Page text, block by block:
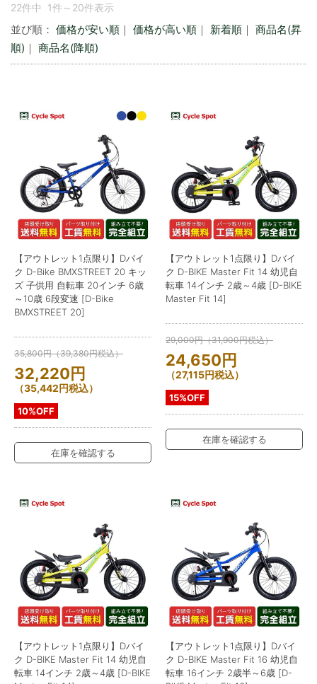
22件中 1件～20件表示
並び順： 価格が安い順 ｜ 価格が高い順 ｜ 新着順 ｜ 商品名(昇
順) ｜ 商品名(降順)
【アウトレット1点限り】Dバイ
ク D-Bike BMXSTREET 20 キッ
ズ 子供用 自転車 20インチ 6歳
～10歳 6段変速 [D-Bike
BMXSTREET 20]
35,800円（39,380円税込）
32,220円
（35,442円税込）
10%OFF
在庫を確認する
【アウトレット1点限り】Dバイ
ク D-BIKE Master Fit 14 幼児自
転車 14インチ 2歳～4歳 [D-BIKE
Master Fit 14]
29,000円（31,900円税込）
24,650円
（27,115円税込）
15%OFF
在庫を確認する
【アウトレット1点限り】Dバイ
ク D-BIKE Master Fit 14 幼児自
転車 14インチ 2歳～4歳 [D-BIKE
【アウトレット1点限り】Dバイ
ク D-BIKE Master Fit 16 幼児自
転車 16インチ 2歳半～6歳 [D-